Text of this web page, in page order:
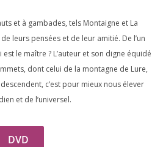
et à gam­bades, tels Montaigne et La
leurs pen­sées et de leur ami­tié. De l’un
est le maître ? L’auteur et son digne équi­dé
dont celui de la mon­tagne de Lure,
c’est pour mieux nous éle­ver
et de l’universel.
DVD